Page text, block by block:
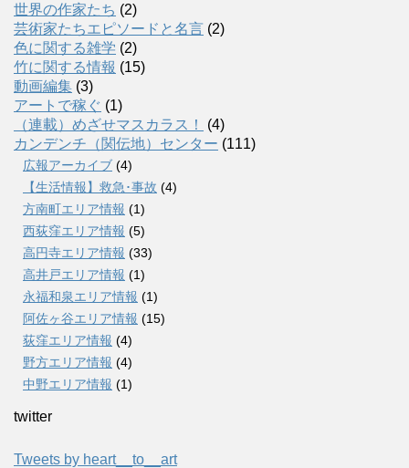
世界の作家たち (2)
芸術家たちエピソードと名言 (2)
色に関する雑学 (2)
竹に関する情報 (15)
動画編集 (3)
アートで稼ぐ (1)
（連載）めざせマスカラス！
(4)
カンデンチ（関伝地）センター (111)
広報アーカイブ (4)
【生活情報】救急･事故 (4)
方南町エリア情報 (1)
西荻窪エリア情報 (5)
高円寺エリア情報 (33)
高井戸エリア情報 (1)
永福和泉エリア情報 (1)
阿佐ヶ谷エリア情報 (15)
荻窪エリア情報 (4)
野方エリア情報 (4)
中野エリア情報 (1)
twitter
Tweets by heart__to__art